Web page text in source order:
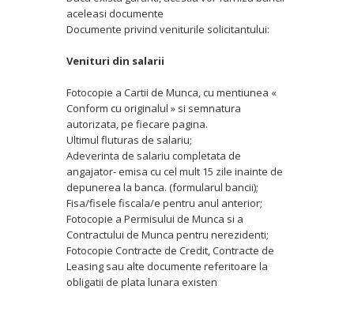
aceleasi documente
Documente privind veniturile solicitantului:
Venituri din salarii
Fotocopie a Cartii de Munca, cu mentiunea «
Conform cu originalul » si semnatura
autorizata, pe fiecare pagina.
Ultimul fluturas de salariu;
Adeverinta de salariu completata de
angajator- emisa cu cel mult 15 zile inainte de
depunerea la banca. (formularul bancii);
Fisa/fisele fiscala/e pentru anul anterior;
Fotocopie a Permisului de Munca si a
Contractului de Munca pentru nerezidenti;
Fotocopie Contracte de Credit, Contracte de
Leasing sau alte documente referitoare la
obligatii de plata lunara existen